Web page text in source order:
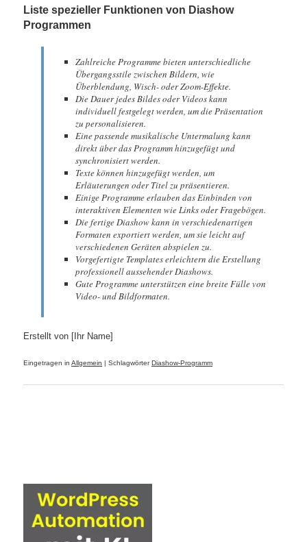
Liste spezieller Funktionen von Diashow
Programmen
Zahlreiche Programme bieten unterschiedliche
Übergangsstile zwischen Bildern, wie
Überblendung, Wisch- oder Zoom-Effekte.
Die Dauer jedes Bildes oder Videos kann
individuell festgelegt werden, um die Präsentation
zu personalisieren.
Eine passende musikalische Untermalung kann
direkt über das Programm hinzugefügt und
synchronisiert werden.
Texte können hinzugefügt werden, um
Erläuterungen oder Titel zu präsentieren.
Einige Programme erlauben das Einbinden von
interaktiven Elementen wie Links oder Fragebögen.
Die fertige Diashow kann in verschiedenartigen
Formaten exportiert werden, um sie leicht auf
verschiedenen Geräten abspielen zu.
Vorgefertigte Templates erleichtern die Erstellung
professionell aussehender Diashows.
Gute Programme unterstützen eine breite Fülle von
Video- und Bildformaten.
Erstellt von [Ihr Name]
Eingetragen in Allgemein |Schlagwörter Diashow-Programm